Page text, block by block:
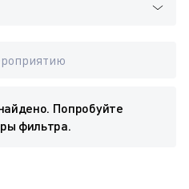
Попробуйте
фильтра.